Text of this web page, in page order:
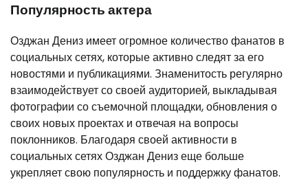
Популярность актера
Озджан Дениз имеет огромное количество фанатов в
социальных сетях, которые активно следят за его
новостями и публикациями. Знаменитость регулярно
взаимодействует со своей аудиторией, выкладывая
фотографии со съемочной площадки, обновления о
своих новых проектах и отвечая на вопросы
поклонников. Благодаря своей активности в
социальных сетях Озджан Дениз еще больше
укрепляет свою популярность и поддержку фанатов.